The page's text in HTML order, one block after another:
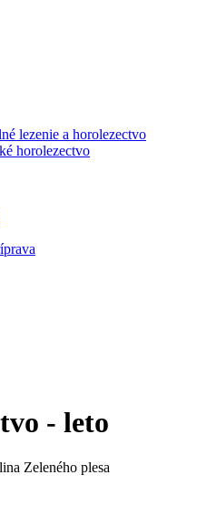
lezenie a horolezectvo
horolezectvo
- leto
Zeleného plesa